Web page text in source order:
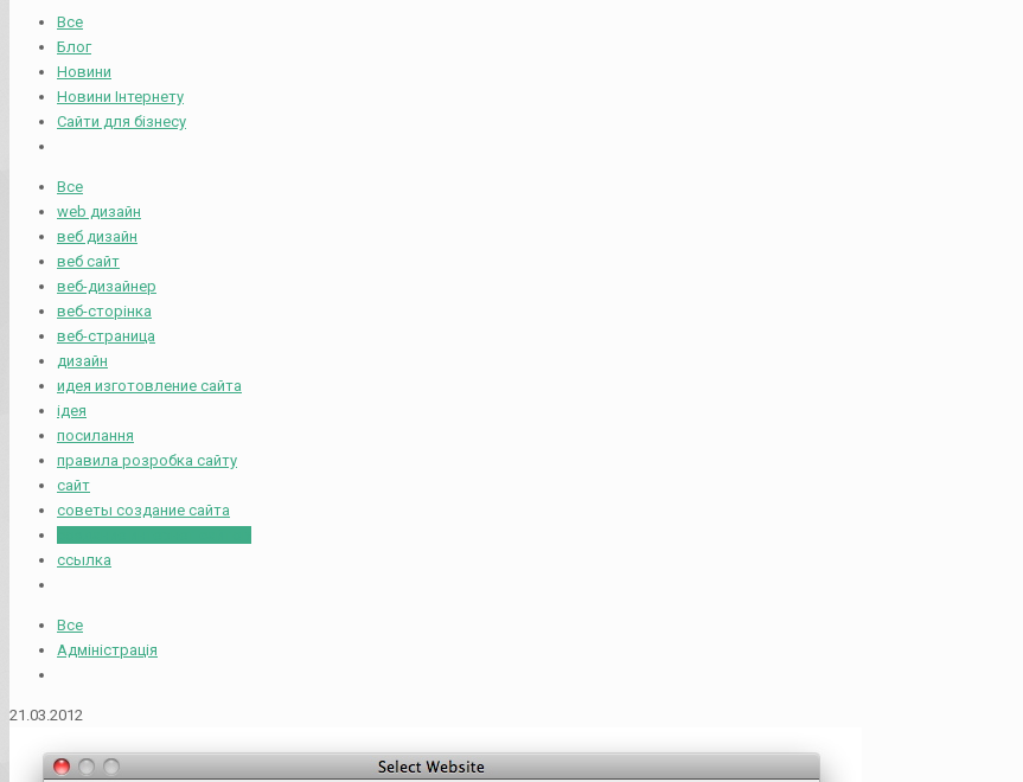
Все
Блог
Новини
Новини Інтернету
Сайти для бізнесу
Все
web дизайн
веб дизайн
веб сайт
веб-дизайнер
веб-сторінка
веб-страница
дизайн
идея изготовление сайта
ідея
посилання
правила розробка сайту
сайт
советы создание сайта
ссылка
Все
Адміністрація
21.03.2012